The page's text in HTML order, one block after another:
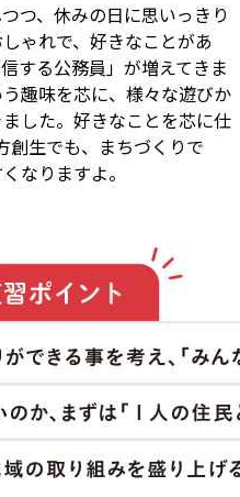
つ、休みの日に思いっきり
ゃれで、好きなことがあ
する公務員」が増えてきま
趣味を芯に、様々な遊びか
した。好きなことを芯に仕
創生でも、まちづくりで
なりますよ。